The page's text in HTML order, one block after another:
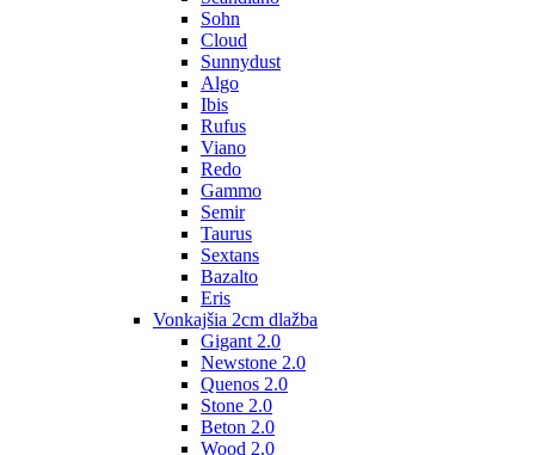
Sohn
Cloud
Sunnydust
Algo
Ibis
Rufus
Viano
Redo
Gammo
Semir
Taurus
Sextans
Bazalto
Eris
Vonkajšia 2cm dlažba
Gigant 2.0
Newstone 2.0
Quenos 2.0
Stone 2.0
Beton 2.0
Wood 2.0